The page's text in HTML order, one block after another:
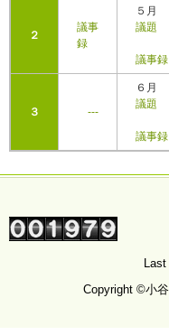
２
議事
録
５月
議題
議事録
３ ---
６月
議題
議事録
Copyright ©小